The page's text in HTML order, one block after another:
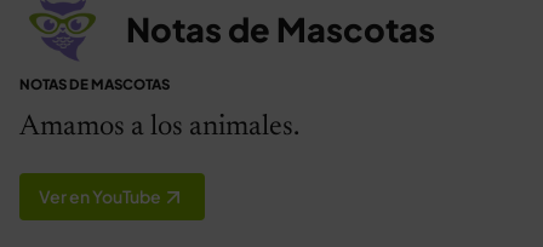
Notas de Mascotas
NOTAS DE MASCOTAS
Amamos a los animales.
Ver en YouTube